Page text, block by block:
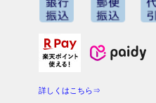
詳しくはこちら⇒